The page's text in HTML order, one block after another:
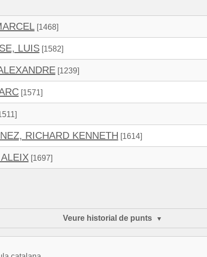
[1468]
LUIS[1582]
[1239]
[1571]
RICHARD KENNETH [1614]
[1697]
Veure historial de punts